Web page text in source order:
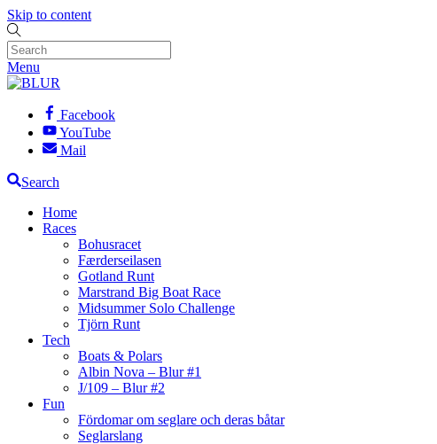
Skip to content
Menu
Facebook
YouTube
Mail
Search
Home
Races
Bohusracet
Færderseilasen
Gotland Runt
Marstrand Big Boat Race
Midsummer Solo Challenge
Tjörn Runt
Tech
Boats & Polars
Albin Nova – Blur #1
J/109 – Blur #2
Fun
Fördomar om seglare och deras båtar
Seglarslang